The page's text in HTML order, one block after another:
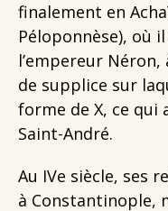
finalement en
Péloponnèse), où
l’empereur Néron,
de supplice sur
forme de X, ce qui
Saint-André.
Au IVe siècle, ses
à Constantinople,